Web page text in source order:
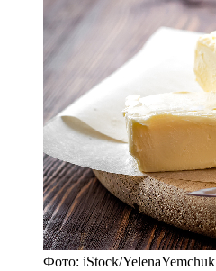
Фото: iStock/YelenaYemchuk